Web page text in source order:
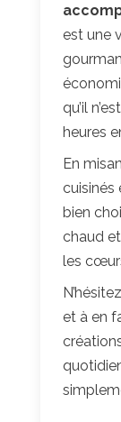
est une
qu’il
heures
En
cuisinés
bien
chaud
les
et à en